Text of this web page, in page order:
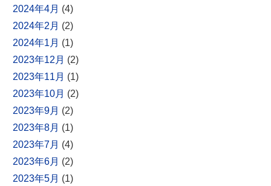
2024年4月 (4)
2024年2月 (2)
2024年1月 (1)
2023年12月 (2)
2023年11月 (1)
2023年10月 (2)
2023年9月 (2)
2023年8月 (1)
2023年7月 (4)
2023年6月 (2)
2023年5月 (1)